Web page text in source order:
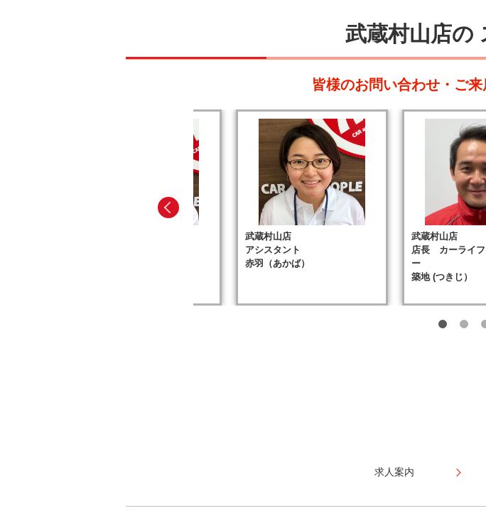
武蔵村山店の
皆様のお問い合わせ・ご来
武蔵村山店
アシスタント
赤羽（あかば）
武蔵村山店
店長 カーライフ
ー
築地 (つきじ）
求人案内